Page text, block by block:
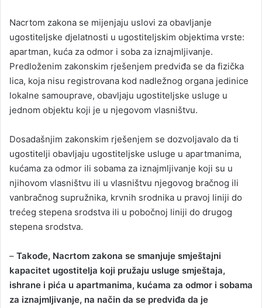
m
Nacrtom zakona se mijenjaju uslovi za obavljanje
ugostiteljske djelatnosti u ugostiteljskim objektima vrste:
apartman, kuća za odmor i soba za iznajmljivanje.
Predloženim zakonskim rješenjem predviđa se da fizička
lica, koja nisu registrovana kod nadležnog organa jedinice
lokalne samouprave, obavljaju ugostiteljske usluge u
jednom objektu koji je u njegovom vlasništvu.
Dosadašnjim zakonskim rješenjem se dozvoljavalo da ti
ugostitelji obavljaju ugostiteljske usluge u apartmanima,
kućama za odmor ili sobama za iznajmljivanje koji su u
njihovom vlasništvu ili u vlasništvu njegovog bračnog ili
vanbračnog supružnika, krvnih srodnika u pravoj liniji do
trećeg stepena srodstva ili u pobočnoj liniji do drugog
stepena srodstva.
– Takođe, Nacrtom zakona se smanjuje smještajni
kapacitet ugostitelja koji pružaju usluge smještaja,
ishrane i pića u apartmanima, kućama za odmor i sobama
za iznajmljivanje, na način da se predviđa da je